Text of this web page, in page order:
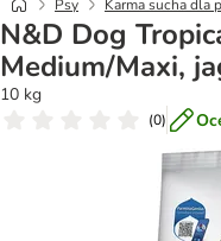
Psy Karma sucha dla
N&D Dog
Medium/Maxi,
10 kg
(0)